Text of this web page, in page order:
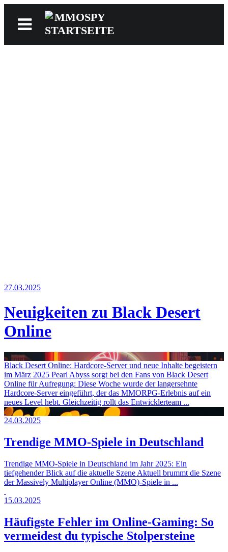
Follow us
Anmelden
27.03.2025
Neuigkeiten zu Black Desert
Online
Black Desert Online: Hardcore-Server und neue Inhalte begeistern
im März 2025 Pearl Abyss sorgt bei den Fans von Black Desert
Online für Aufregung: Diese Woche wurde der langersehnte
Hardcore-Server eingeführt, der das MMORPG-Erlebnis auf ein
neues Level hebt. Gleichzeitig rollt das Entwicklerteam ...
24.03.2025
Trendige MMO-Spiele in Deutschland
Trendige MMO-Spiele in Deutschland im Jahr 2025: Ein
tiefgehender Blick auf die aktuelle Szene Aktuell brummt die Szene
der Massively Multiplayer Online (MMO)-Spiele in ...
15.03.2025
Häufigste Fehler im Online-Gaming: So
vermeidest du typische Stolpersteine